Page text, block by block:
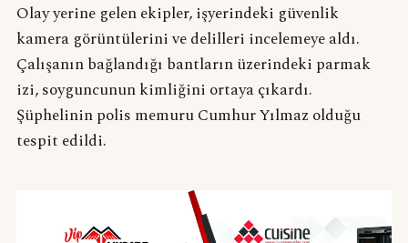
Olay yerine gelen ekipler, işyerindeki güvenlik
kamera görüntülerini ve delilleri incelemeye aldı.
Çalışanın bağlandığı bantların üzerindeki parmak
izi, soyguncunun kimliğini ortaya çıkardı.
Şüphelinin polis memuru Cumhur Yılmaz olduğu
tespit edildi.